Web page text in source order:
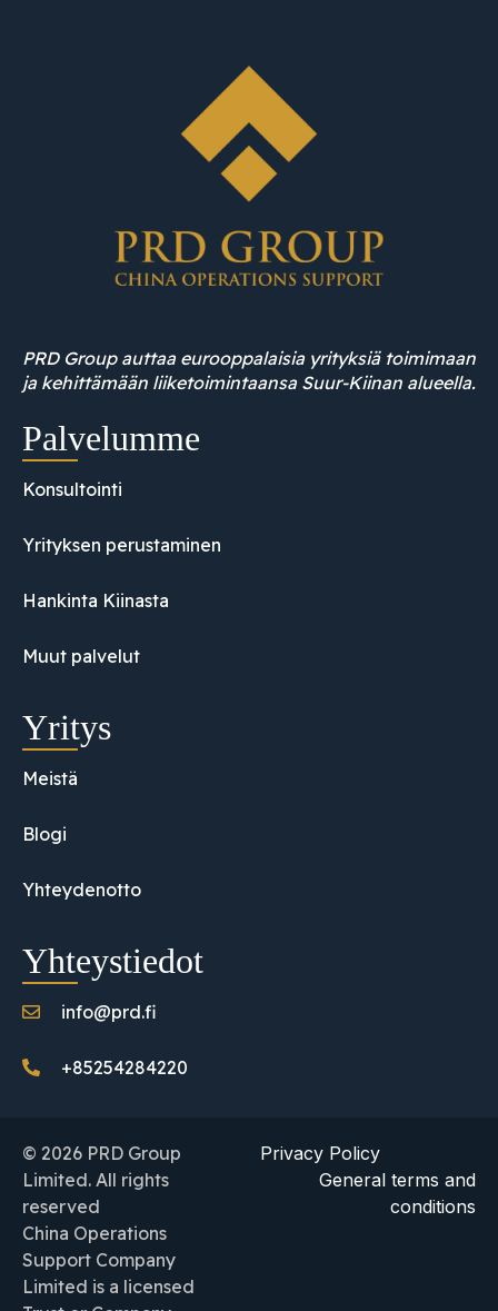
PRD Group auttaa eurooppalaisia yrityksiä toimimaan
ja kehittämään liiketoimintaansa Suur-Kiinan alueella.
Palvelumme
Konsultointi
Yrityksen perustaminen
Hankinta Kiinasta
Muut palvelut
Yritys
Meistä
Blogi
Yhteydenotto
Yhteystiedot
info@prd.fi
+85254284220
© 2026 PRD Group
Limited. All rights
reserved
China Operations
Support Company
Limited is a licensed
Privacy Policy
General terms and
conditions